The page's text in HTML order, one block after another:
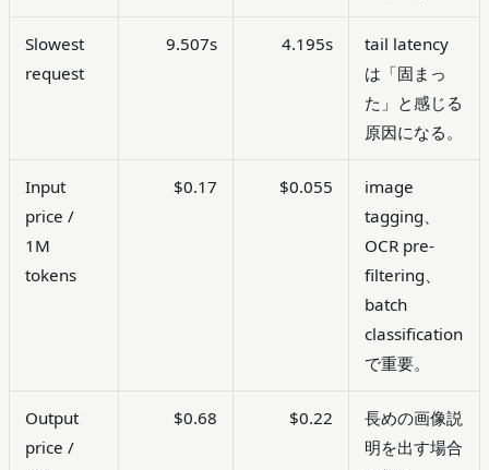
Slowest
request
9.507s 4.195s
tail latency
は「固まっ
た」と感じる
原因になる。
Input
price /
1M
tokens
$0.17 $0.055
image
tagging、
OCR pre-
filtering、
batch
classification
で重要。
Output
price /
$0.68 $0.22
長めの画像説
明を出す場合